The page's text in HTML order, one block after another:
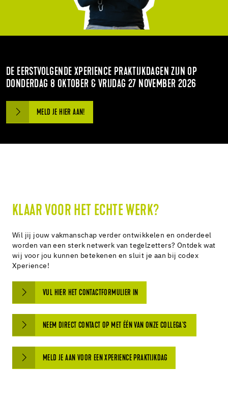
DE EERSTVOLGENDE XPERIENCE PRAKTIJKDAGEN ZIJN OP
DONDERDAG 8 OKTOBER & VRIJDAG 27 NOVEMBER 2026
MELD JE HIER AAN!
KLAAR VOOR HET ECHTE WERK?
Wil jij jouw vakmanschap verder ontwikkelen en onderdeel
worden van een sterk netwerk van tegelzetters? Ontdek wat
wij voor jou kunnen betekenen en sluit je aan bij codex
Xperience!
VUL HIER HET CONTACTFORMULIER IN
NEEM DIRECT CONTACT OP MET ÉÉN VAN ONZE COLLEGA'S
MELD JE AAN VOOR EEN XPERIENCE PRAKTIJKDAG